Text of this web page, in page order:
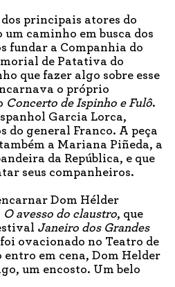
principais atores do
caminho em busca dos
fundar a Companhia do
de Patativa do
que fazer algo sobre esse
o próprio
Concerto de Ispinho e Fulô.
Garcia Lorca,
do general Franco. A peça
a Mariana Piñeda, a
da República, e que
seus companheiros.
Dom Hélder
O avesso do claustro, que
Janeiro dos Grandes
foi ovacionado no Teatro de
entro em cena, Dom Helder
um encosto. Um belo